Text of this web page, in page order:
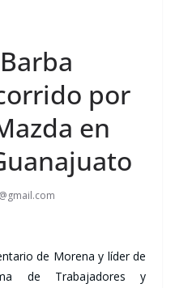
por
en
de Morena y líder de
de Trabajadores y